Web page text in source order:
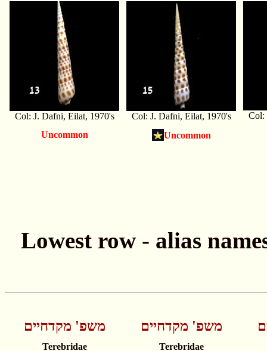
Col: J. Dafni, Eilat, 1970's Col: J. Dafni, Eilat, 1970's
Col:
Uncommon
Uncommon
משפ' מקדחיים משפ' מקדחיים
Terebridae
Terebridae